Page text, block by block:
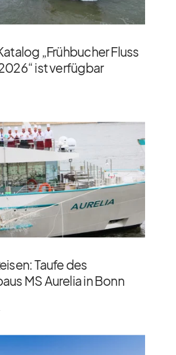
„Frühbucher Fluss
ist verfügbar
Taufe des
MS Aurelia in Bonn